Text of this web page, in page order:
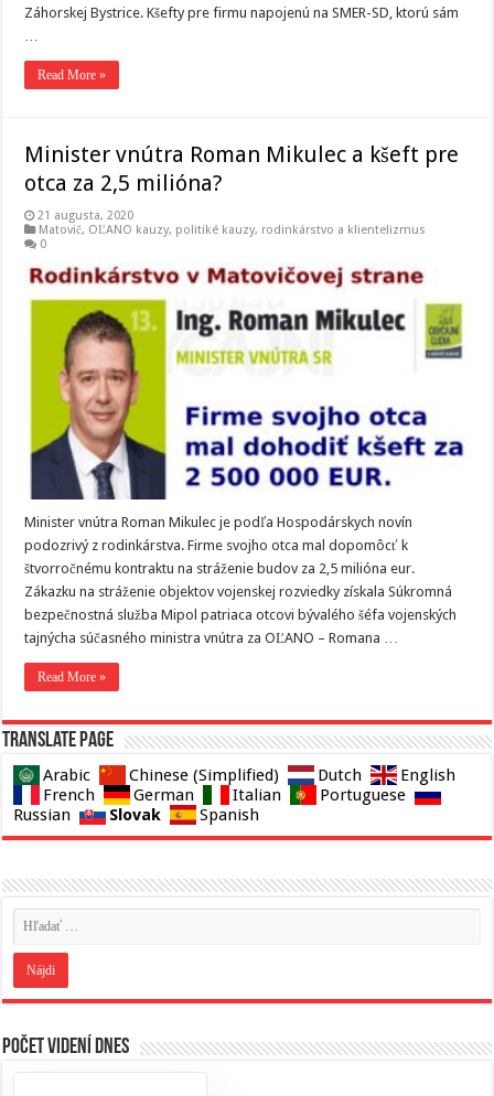
Záhorskej Bystrice. Kšefty pre firmu napojenú na SMER-SD, ktorú sám
…
Read More »
Minister vnútra Roman Mikulec a kšeft pre
otca za 2,5 milióna?
21 augusta, 2020
Matovič, OĽANO kauzy, politiké kauzy, rodinkárstvo a klientelizmus
0
Minister vnútra Roman Mikulec je podľa Hospodárskych novín
podozrivý z rodinkárstva. Firme svojho otca mal dopomôcť k
štvorročnému kontraktu na stráženie budov za 2,5 milióna eur.
Zákazku na stráženie objektov vojenskej rozviedky získala Súkromná
bezpečnostná služba Mipol patriaca otcovi bývalého šéfa vojenských
tajnýcha súčasného ministra vnútra za OĽANO – Romana …
Read More »
Translate page
Arabic Chinese (Simplified) Dutch
English
French
German Italian
Portuguese
Russian
Slovak Spanish
Počet videní dnes